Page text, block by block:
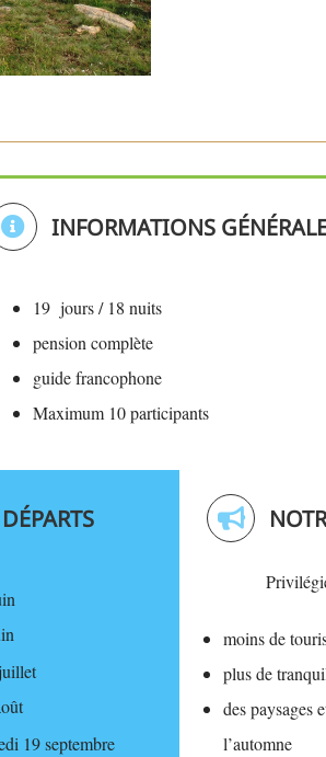
INFORMATIONS
19 jours / 18 nuits
pension complète
guide francophone
Maximum 10 participants
19 septembre
moins de
plus de
des paysages
l’automne